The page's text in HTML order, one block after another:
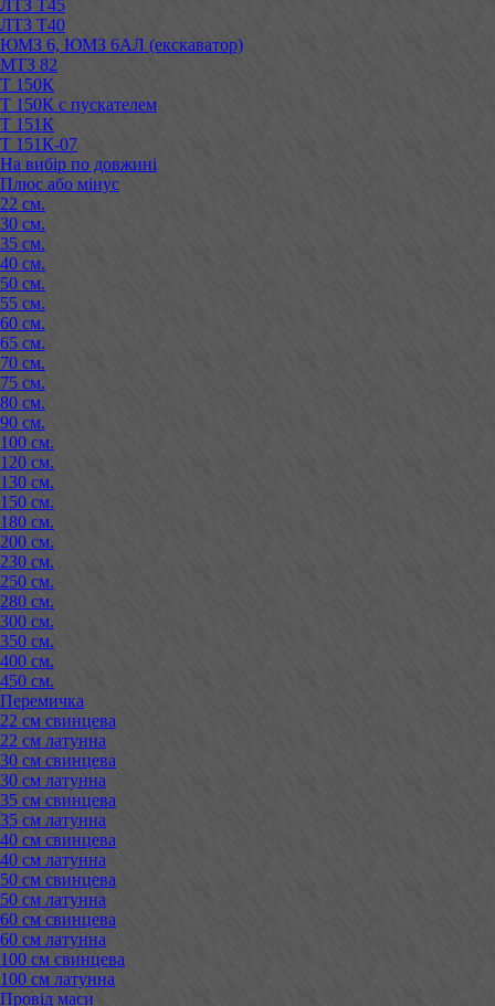
ЛТЗ Т45
ЛТЗ Т40
ЮМЗ 6, ЮМЗ 6АЛ (екскаватор)
МТЗ 82
Т 150К
Т 150К с пускателем
Т 151К
Т 151К-07
На вибір по довжині
Плюс або мінус
22 см.
30 см.
35 см.
40 см.
50 см.
55 см.
60 см.
65 см.
70 см.
75 см.
80 см.
90 см.
100 см.
120 см.
130 см.
150 см.
180 см.
200 см.
230 см.
250 см.
280 см.
300 см.
350 см.
400 см.
450 см.
Перемичка
22 см свинцева
22 см латунна
30 см свинцева
30 см латунна
35 см свинцева
35 см латунна
40 см свинцева
40 см латунна
50 см свинцева
50 см латунна
60 см свинцева
60 см латунна
100 см свинцева
100 см латунна
Провід маси